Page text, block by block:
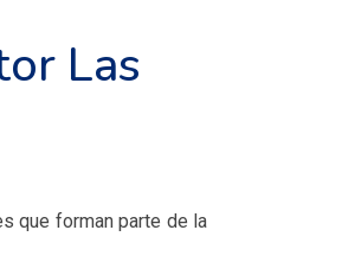
Las
que forman parte de la